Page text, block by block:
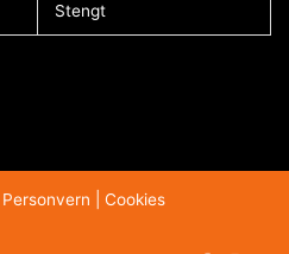
Stengt
Personvern Cookies​